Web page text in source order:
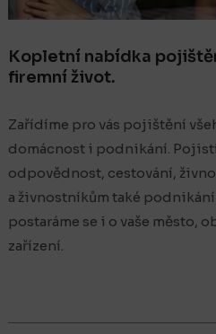
Kopletní nabídka
firemní život.
Zařídíme pro vás pojištění
domácnost i podnikání.
odpovědnost, cestování,
a živnostníkům také
postaráme se i o vaše město,
zařízení.